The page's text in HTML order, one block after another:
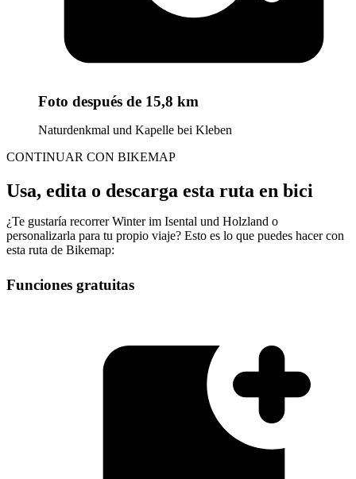
Foto después de 15,8 km
Naturdenkmal und Kapelle bei Kleben
CONTINUAR CON BIKEMAP
Usa, edita o descarga esta ruta en bici
¿Te gustaría recorrer Winter im Isental und Holzland o
personalizarla para tu propio viaje? Esto es lo que puedes hacer con
esta ruta de Bikemap:
Funciones gratuitas